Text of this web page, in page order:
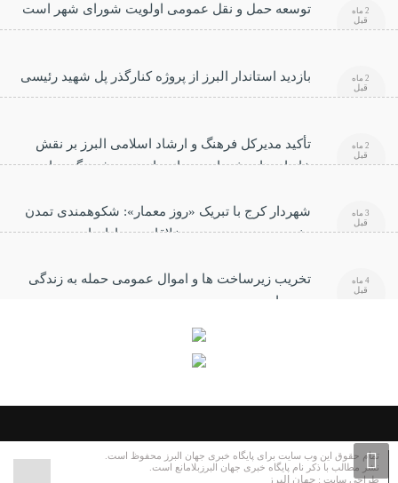
توسعه حمل و نقل عمومی اولویت شورای شهر است 2 ماه
قبل
بازدید استاندار البرز از پروژه کنارگذر پل شهید رئیسی 2 ماه
قبل
تأکید مدیرکل فرهنگ و ارشاد اسلامی البرز بر نقش
خانواده‌های شهدا در صیانت از هویت فرهنگی جامعه
2 ماه
قبل
شهردار کرج با تبریک «روز معمار»: شکوهمندی تمدن
بشری مرهون هنرمندی خلاقانه معماران است
3 ماه
قبل
تخریب زیرساخت ها و اموال عمومی حمله به زندگی
مردم است
4 ماه
قبل
تمام حقوق این وب سایت برای پایگاه خبری جهان البرز محفوظ است.
نشر مطالب با ذکر نام پایگاه خبری جهان البرزبلامانع است.
طراحی سایت : جهان البرز